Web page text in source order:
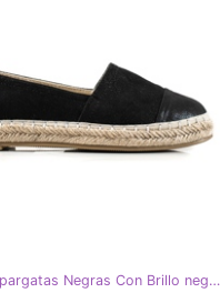
TRENDI Alpargatas Negras Con Brillo negro